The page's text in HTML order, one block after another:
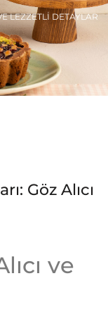
LEZZETLI DETAYLAR
Göz Alıcı
ve